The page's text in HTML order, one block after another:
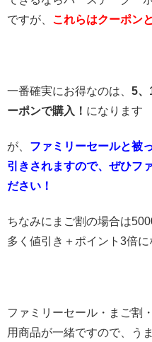
ですが、 これらはクーポン
一番確実にお得なのは、 5、
ーポンで購入！ になります
が、 ファミリーセールと被
引きされますので、ぜひフ
ださい！
ちなみにまご割の場合は
多く値引き＋ポイント3倍に
ファミリーセール・まご割
用商品が一緒ですので、う